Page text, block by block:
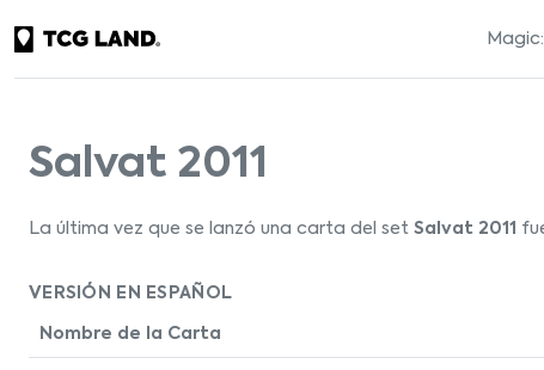
Salvat 2011
La última vez que se lanzó una carta del set Salvat 2011
VERSIÓN EN ESPAÑOL
Nombre de la Carta